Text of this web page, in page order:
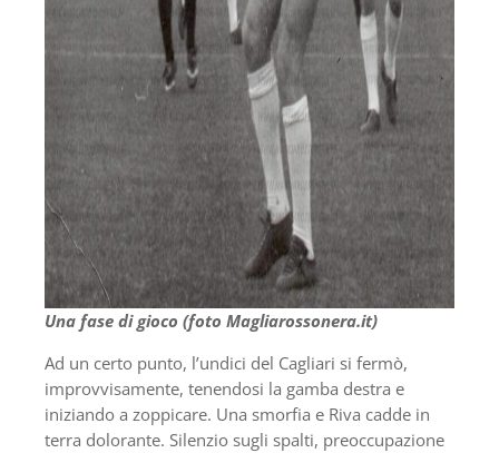
Una fase di gioco (foto Magliarossonera.it)
Ad un certo punto, l’undici del Cagliari si fermò,
improvvisamente, tenendosi la gamba destra e
iniziando a zoppicare. Una smorfia e Riva cadde in
terra dolorante. Silenzio sugli spalti, preoccupazione